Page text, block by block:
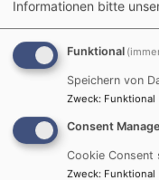
Informationen bitte
Funktional
Speichern von
Zweck: Funktional
Consent
Cookie Consent
Zweck: Funktional